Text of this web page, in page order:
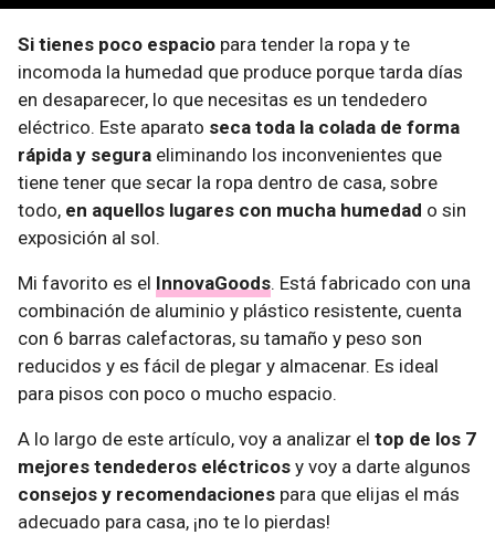
Si tienes poco espacio para tender la ropa y te
incomoda la humedad que produce porque tarda días
en desaparecer, lo que necesitas es un tendedero
eléctrico. Este aparato seca toda la colada de forma
rápida y segura eliminando los inconvenientes que
tiene tener que secar la ropa dentro de casa, sobre
todo, en aquellos lugares con mucha humedad o sin
exposición al sol.
Mi favorito es el InnovaGoods. Está fabricado con una
combinación de aluminio y plástico resistente, cuenta
con 6 barras calefactoras, su tamaño y peso son
reducidos y es fácil de plegar y almacenar. Es ideal
para pisos con poco o mucho espacio.
A lo largo de este artículo, voy a analizar el top de los 7
mejores tendederos eléctricos y voy a darte algunos
consejos y recomendaciones para que elijas el más
adecuado para casa, ¡no te lo pierdas!